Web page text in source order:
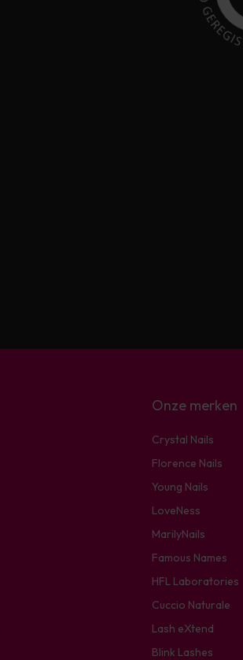
Onze merken
Crystal Nails
Florence Nails
Young Nails
LoveNess
MarilyNails
Famous Names
HFL Laboratories
Cuccio Naturale
Lash eXtend
Blink Lashes